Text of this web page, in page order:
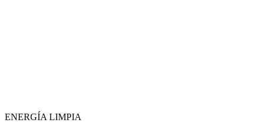
ENERGÍA LIMPIA